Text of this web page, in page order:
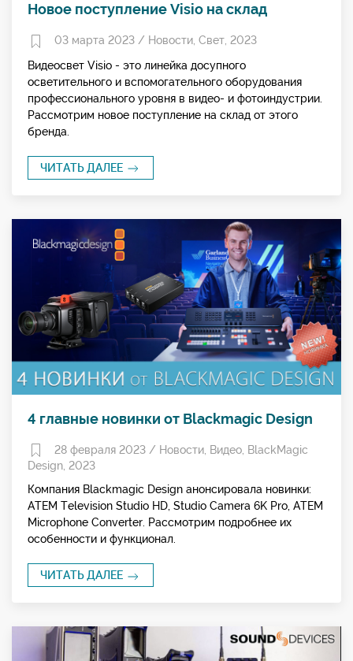
Новое поступление Visio на склад
03 марта 2023 / Новости, Свет, 2023
Видеосвет Visio - это линейка досупного
осветительного и вспомогательного оборудования
профессионального уровня в видео- и фотоиндустрии.
Рассмотрим новое поступление на склад от этого
бренда.
ЧИТАТЬ ДАЛЕЕ
4 главные новинки от Blackmagic Design
28 февраля 2023 / Новости Видео BlackMagic
Design, 2023
Компания Blackmagic Design анонсировала новинки:
ATEM Television Studio HD, Studio Camera 6K Pro, ATEM
Microphone Converter. Рассмотрим подробнее их
особенности и функционал.
ЧИТАТЬ ДАЛЕЕ